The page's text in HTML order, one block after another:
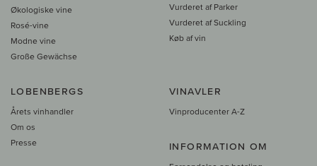
Økologiske vine
Rosé-vine
Modne vine
Große Gewächse
Vurderet af Parker
Vurderet af Suckling
Køb af vin
LOBENBERGS
Årets vinhandler
Om os
Presse
VINAVLER
Vinproducenter A-Z
INFORMATION OM